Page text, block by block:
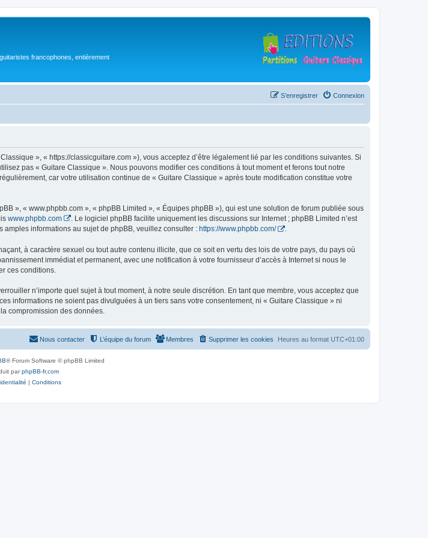
francophones, entièrement
Connexion
S’enregistrer
», « https://classicguitare.com »), vous acceptez d’être légalement lié par les conditions suivantes. Si
pas « Guitare Classique ». Nous pouvons modifier ces conditions à tout moment et ferons tout notre
car votre utilisation continue de « Guitare Classique » après toute modification constitue votre
», « www.phpbb.com », « phpBB Limited », « Équipes phpBB »), qui est une solution de forum publiée sous
www.phpbb.com
. Le logiciel phpBB facilite uniquement les discussions sur Internet ; phpBB Limited n’est
informations au sujet de phpBB, veuillez consulter : https://www.phpbb.com/ .
à caractère sexuel ou tout autre contenu illicite, que ce soit en vertu des lois de votre pays, du pays où
immédiat et permanent, avec une notification à votre fournisseur d’accès à Internet si nous le
ces conditions.
n’importe quel sujet à tout moment, à notre seule discrétion. En tant que membre, vous acceptez que
informations ne soient pas divulguées à un tiers sans votre consentement, ni « Guitare Classique » ni
compromission des données.
Heures au format UTC+01:00
Supprimer les cookies
Membres
L’équipe du forum
Nous contacter
® Forum Software © phpBB Limited
parphpBB-fr.com
| Conditions